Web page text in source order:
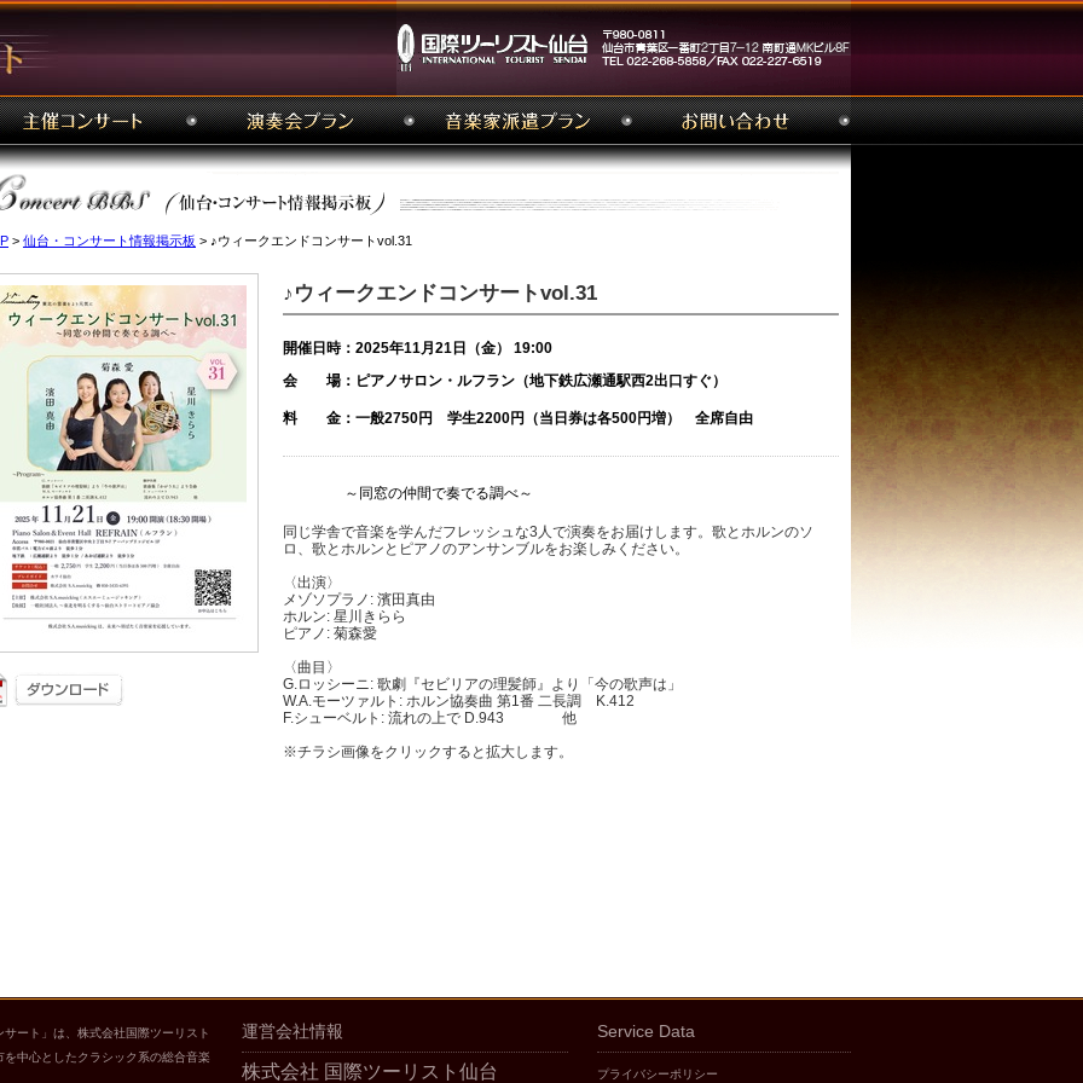
> 仙台・コンサート情報掲示板 > ♪ウィークエンドコンサートvol.31
♪ウィークエンドコンサートvol.31
開催日時：2025年11月21日（金） 19:00
会 場：ピアノサロン・ルフラン（地下鉄広瀬通駅西2出口すぐ）
料 金：一般2750円 学生2200円（当日券は各500円増） 全席自由
～同窓の仲間で奏でる調べ～
同じ学舎で音楽を学んだフレッシュな3人で演奏をお届けします。歌とホルンのソ
ロ、歌とホルンとピアノのアンサンブルをお楽しみください。
〈出演〉
メゾソプラノ: 濱田真由
ホルン: 星川きらら
ピアノ: 菊森愛
〈曲目〉
G.ロッシーニ: 歌劇『セビリアの理髪師』より「今の歌声は」
W.A.モーツァルト: ホルン協奏曲 第1番 二長調 K.412
F.シューベルト: 流れの上で D.943 他
※チラシ画像をクリックすると拡大します。
ート」は、株式会社国際ツーリスト
を中心としたクラシック系の総合音楽
運営会社情報
株式会社 国際ツーリスト仙台
Service Data
プライバシーポリシー